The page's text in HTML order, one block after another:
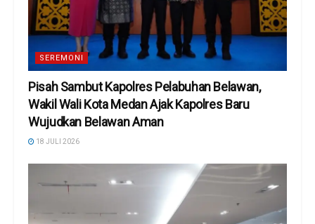
SEREMONI
Pisah Sambut Kapolres Pelabuhan Belawan,
Wakil Wali Kota Medan Ajak Kapolres Baru
Wujudkan Belawan Aman
18 JULI 2026